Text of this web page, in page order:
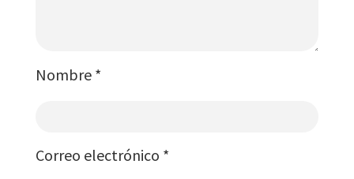
Nombre *
Correo electrónico *